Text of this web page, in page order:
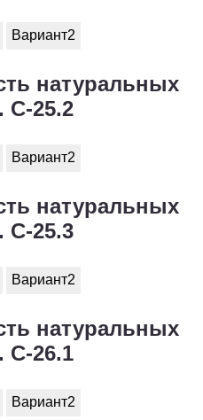
Вариант2
натуральных
С-25.2
Вариант2
натуральных
С-25.3
Вариант2
натуральных
С-26.1
Вариант2